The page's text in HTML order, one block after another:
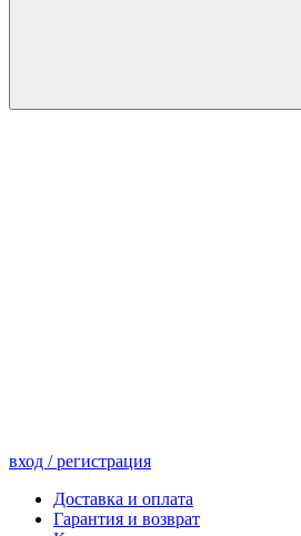
вход / регистрация
Доставка и оплата
Гарантия и возврат